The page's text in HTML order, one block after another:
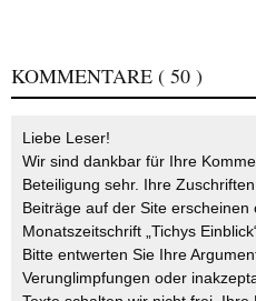
KOMMENTARE ( 50 )
Liebe Leser!
Wir sind dankbar für Ihre
Beteiligung sehr. Ihre
Beiträge auf der Site erscheinen
Monatszeitschrift „Tichys
Bitte entwerten Sie Ihre
Verunglimpfungen oder